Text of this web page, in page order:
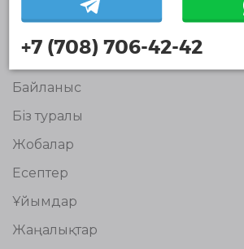
бірыңғай
Навигация
Байланыс
Біз туралы
Жобалар
Есептер
Ұйымдар
Жаңалықтар
+7 (708) 706-42-42